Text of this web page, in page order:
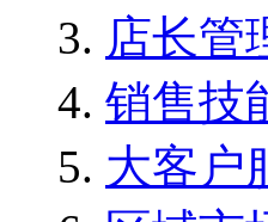
店长管
销售技
大客户